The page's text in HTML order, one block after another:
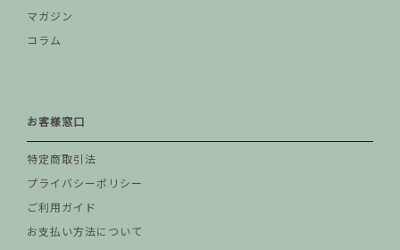
マガジン
コラム
お客様窓口
特定商取引法
プライバシーポリシー
ご利用ガイド
お支払い方法について